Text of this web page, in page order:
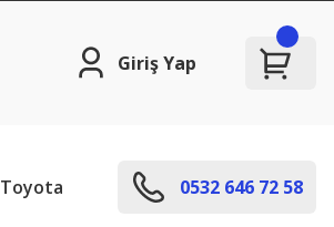
Giriş Yap
Toyota 0532 646 72 58